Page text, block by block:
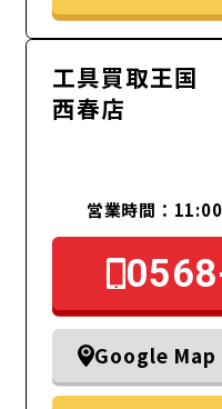
工具買取王国
西春店
営業時間：
Google Map